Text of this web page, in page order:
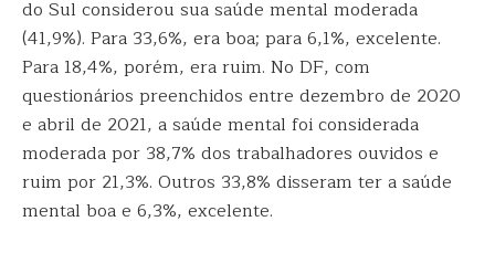
do Sul considerou sua saúde mental moderada
(41,9%). Para 33,6%, era boa; para 6,1%, excelente.
Para 18,4%, porém, era ruim. No DF, com
questionários preenchidos entre dezembro de 2020
e abril de 2021, a saúde mental foi considerada
moderada por 38,7% dos trabalhadores ouvidos e
ruim por 21,3%. Outros 33,8% disseram ter a saúde
mental boa e 6,3%, excelente.